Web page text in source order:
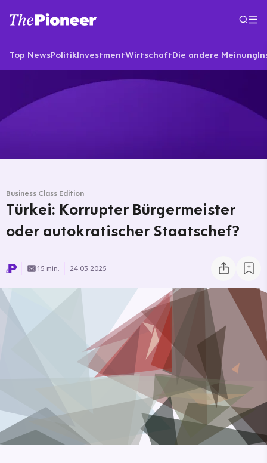
Top NewsPolitikInvestmentWirtschaftDie andere Meinung
Business Class Edition
Türkei: Korrupter Bürgermeister
oder autokratischer Staatschef?
15 min. 24.03.2025